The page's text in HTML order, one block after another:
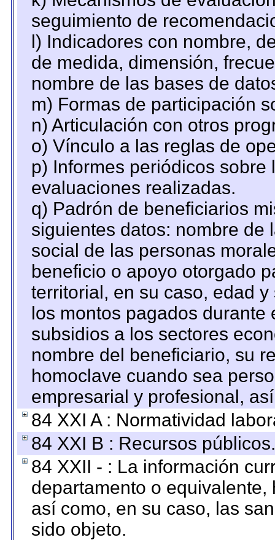
seguimiento de
l) Indicadores con nombre,
de medida, dimensión,
nombre de las bases de
m) Formas de participación
n) Articulación con otros
o) Vínculo a las reglas de
p) Informes periódicos
evaluaciones realizadas.
q) Padrón de beneficiarios
siguientes datos: nombre de
social de las personas
beneficio o apoyo otorgado
territorial, en su caso, edad
los montos pagados
subsidios a los sectores
nombre del beneficiario, su
homoclave cuando sea
empresarial y profesional,
84 XXI A : Normatividad
84 XXI B : Recursos públicos.
84 XXII - : La información
departamento o
así como, en su caso, las
sido objeto.